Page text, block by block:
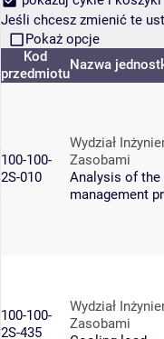
Jeśli chcesz zmienić te
Pokaż opcje
Kod
przedmiotu
Nazwa
100-100-
2S-010
Wydział
Zasobami
Analysis of the
management
100-100-
2S-435
Wydział
Zasobami